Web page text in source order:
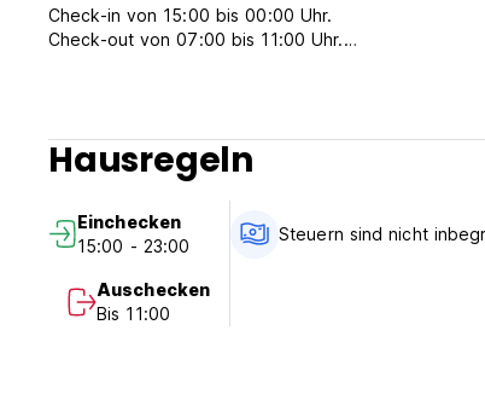
Check-in von 15:00 bis 00:00 Uhr.
Check-out von 07:00 bis 11:00 Uhr.
Frühstück nicht inbegriffen.
Keine Ausgangssperre.
(Auto-translated from original language)
Hausregeln
Einchecken
15:00 - 23:00
Auschecken
Bis 11:00
Steuern sind nicht